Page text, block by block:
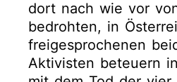
dort nach wie vor
bedrohten, in
freigesprochenen
Aktivisten beteuern